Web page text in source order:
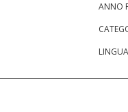
ANNO
LINGUA